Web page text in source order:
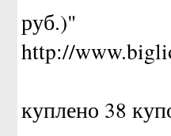
руб.)"
http://
куплено 38